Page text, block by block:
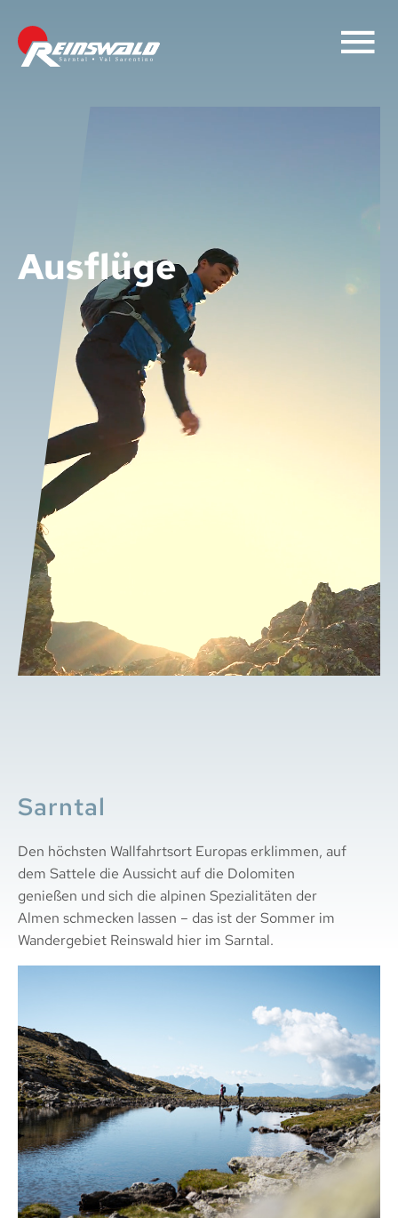
Ausflüge
Sarntal
Den höchsten Wallfahrtsort Europas erklimmen, auf
dem Sattele die Aussicht auf die Dolomiten
genießen und sich die alpinen Spezialitäten der
Almen schmecken lassen – das ist der Sommer im
Wandergebiet Reinswald hier im Sarntal.